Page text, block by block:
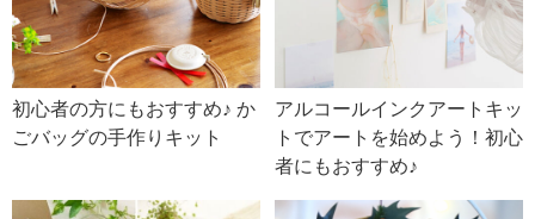
初心者の方にもおすすめ♪ か
ごバッグの手作りキット
アルコールインクアートキッ
トでアートを始めよう！初心
者にもおすすめ♪